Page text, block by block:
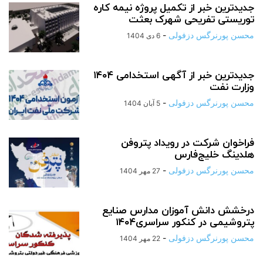
جدیدترین خبر از تکمیل پروژه نیمه کاره
توریستی تفریحی شهرک بعثت
محسن پورنرگس دزفولی - 6 دی 1404
جدیدترین خبر از آگهی استخدامی ۱۴۰۴
وزارت نفت
محسن پورنرگس دزفولی - 5 آبان 1404
فراخوان شرکت در رویداد پتروفن
هلدینگ خلیج‌فارس
محسن پورنرگس دزفولی - 27 مهر 1404
درخشش دانش آموزان مدارس صنایع
پتروشیمی در کنکور سراسری۱۴۰۴
محسن پورنرگس دزفولی - 22 مهر 1404